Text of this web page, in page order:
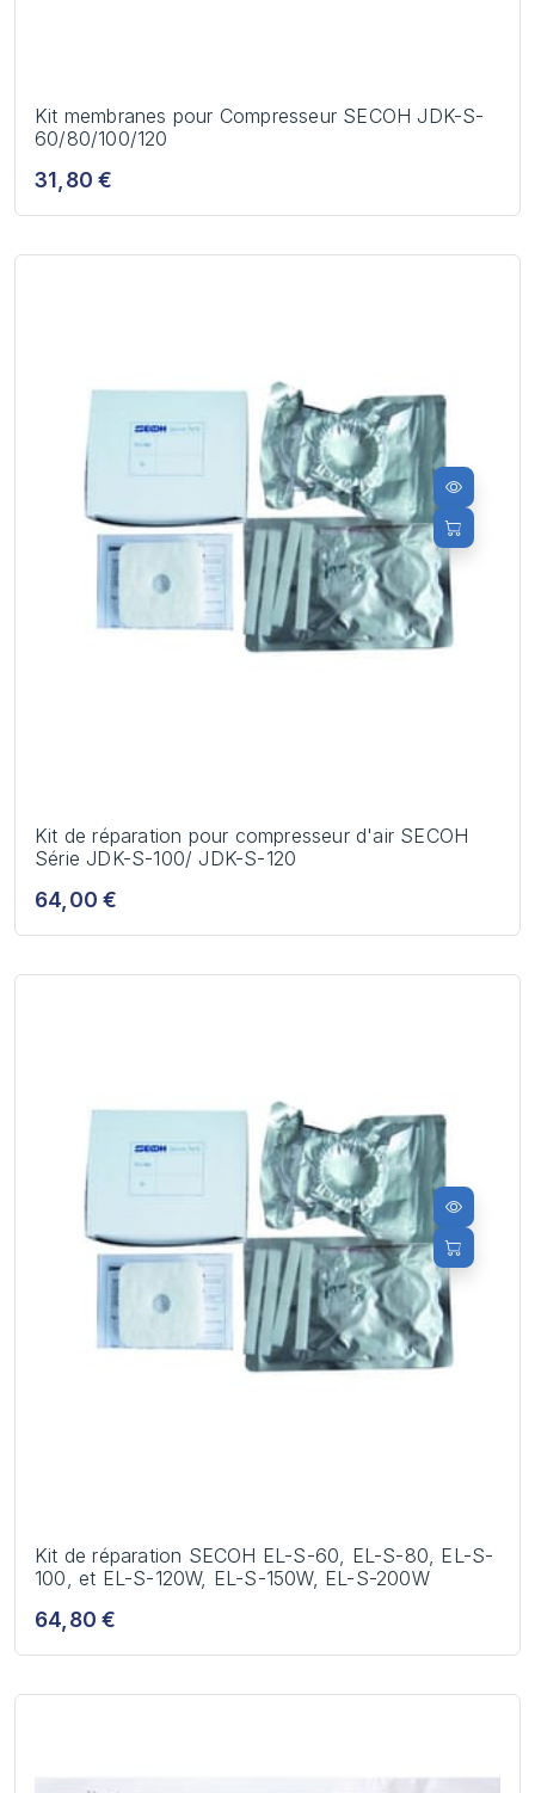
Kit membranes pour Compresseur SECOH JDK-S-
60/80/100/120
31,80 €
Kit de réparation pour compresseur d'air SECOH
Série JDK-S-100/ JDK-S-120
64,00 €
Kit de réparation SECOH EL-S-60, EL-S-80, EL-S-
100, et EL-S-120W, EL-S-150W, EL-S-200W
64,80 €